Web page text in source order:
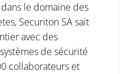
le domaine des
Securiton SA sait
avec des
de sécurité
collaborateurs et